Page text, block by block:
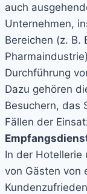
auch
Unternehmen,
Bereichen (z. B.
Durchführung
Dazu gehören
Besuchern, das
Fällen der
In der Hotellerie
von Gästen von